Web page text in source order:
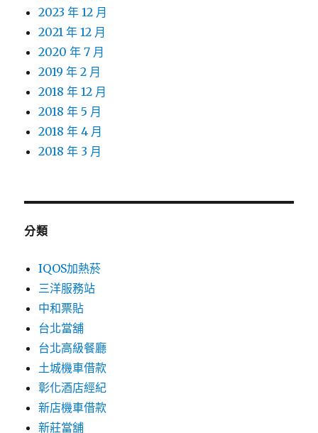
2023 年 12 月
2021 年 12 月
2020 年 7 月
2019 年 2 月
2018 年 12 月
2018 年 5 月
2018 年 4 月
2018 年 3 月
分類
IQOS加熱菸
三洋服務站
中和票貼
台北當舖
台北高級餐廳
土城機車借款
彰化酒店經紀
新店機車借款
新莊當舖